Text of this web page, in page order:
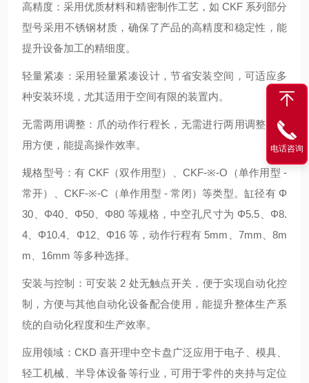
高精度：采用优质材料和精密制作工艺，如 CKF 系列部分
型号采用不锈钢材质，确保了产品的高精度和稳定性，能
提升设备加工的精细度。
轻量紧凑：采用轻量紧凑设计，节省安装空间，可适应多
种安装环境，尤其适用于空间有限的装置内。
无需两用调整：爪的动作行程长，无需进行两用调整，使
用方便，能提高操作效率。
规格型号：有 CKF（双作用型）、CKF-※-O（单作用型 -
常开）、CKF-※-C（单作用型 - 常闭）等类型。缸径有 Φ
30、Φ40、Φ50、Φ80 等规格，中空孔尺寸为 Φ5.5、Φ8.
4、Φ10.4、Φ12、Φ16 等，动作行程有 5mm、7mm、8m
m、16mm 等多种选择。
安装与控制：可安装 2 处无触点开关，便于实现自动化控
制，方便与其他自动化设备配合使用，能提升整体生产系
统的自动化程度和生产效率。
应用领域：CKD 喜开理中空卡盘广泛应用于电子、模具、
轻工机械、半导体设备等行业，可用于零件的夹持与定位
电话咨询